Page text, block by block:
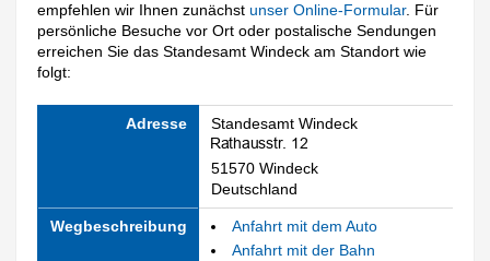
empfehlen wir Ihnen zunächstunser Online-Formular. Für
persönliche Besuche vor Ort oder postalische Sendungen
erreichen Sie das Standesamt Windeck am Standort wie
folgt:
Adresse Standesamt Windeck
51570 Windeck
Deutschland
Wegbeschreibung
Anfahrt mit dem Auto
Anfahrt mit der Bahn